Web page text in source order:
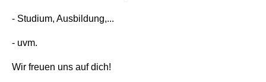
- Studium, Ausbildung,...
- uvm.
Wir freuen uns auf dich!